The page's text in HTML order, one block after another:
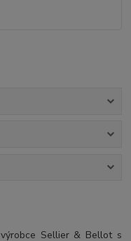
Sellier & Bellot s